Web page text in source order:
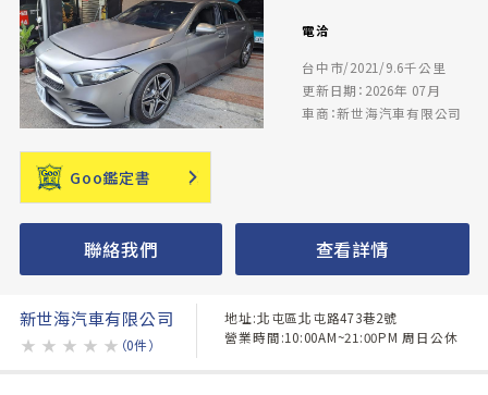
電洽
台中市/2021/9.6千公里
更新日期：2026年 07月
車商：新世海汽車有限公司
Goo鑑定書
聯絡我們 查看詳情
新世海汽車有限公司
★ ★ ★ ★ ★ （0件）
地址:北屯區北屯路473巷2號
營業時間:10:00AM~21:00PM 周日公休